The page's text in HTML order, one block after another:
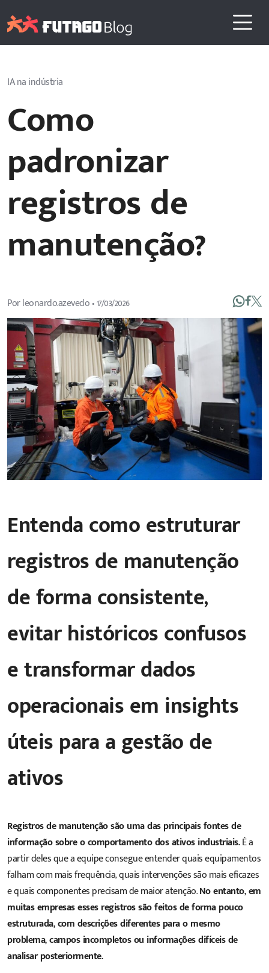
IA na indústria
Como
padronizar
registros de
manutenção?
Porleonardo.azevedo•17/03/2026
Entenda como estruturar
registros de manutenção
de forma consistente,
evitar históricos confusos
e transformar dados
operacionais em insights
úteis para a gestão de
ativos
Registros de manutenção são uma das principais fontes de
informação sobre o comportamento dos ativos industriais.É a
partir deles que a equipe consegue entender quais equipamentos
falham com mais frequência, quais intervenções são mais eficazes
e quais componentes precisam de maior atenção.No entanto, em
muitas empresas esses registros são feitos de forma pouco
estruturada, com descrições diferentes para o mesmo
problema, campos incompletos ou informações difíceis de
analisar posteriormente.